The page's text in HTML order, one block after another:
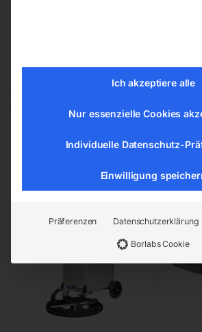
Ähnliche Produkte
Ich akzeptiere alle
Nur essenzielle Cookies
Individuelle Datenschutz-
Einwilligung
Präferenzen Datenschutzerklärung
Borlabs Cookie